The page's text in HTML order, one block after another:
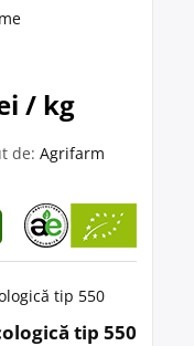
/ kg
de: Agrifarm
tip 550